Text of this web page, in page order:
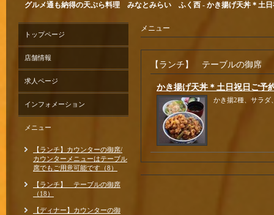
グルメ通も納得の天ぷら料理 みなとみらい ふく西 - かき揚げ天丼＊土
メニュー
【ランチ】 テーブルの御席
かき揚げ天丼＊土日祝日ご
かき揚2種、サラダ
トップページ
店舗情報
求人ページ
インフォメーション
メニュー
【ランチ】カウンターの御席/
カウンターメニューはテーブル
席でもご用意可能です（8）
【ランチ】 テーブルの御席
（18）
【ディナー】カウンターの御